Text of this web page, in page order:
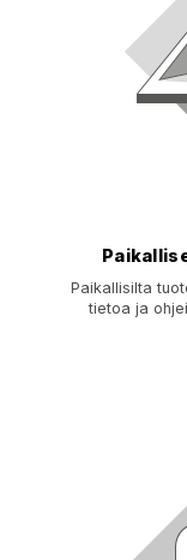
Paikallisilta
tietoa ja